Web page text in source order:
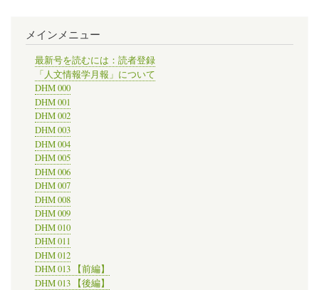
部
国
文
学
研
メインメニュー
最新号を読むには：読者登録
「人文情報学月報」について
DHM 000
DHM 001
DHM 002
DHM 003
DHM 004
DHM 005
DHM 006
DHM 007
DHM 008
DHM 009
DHM 010
DHM 011
DHM 012
DHM 013 【前編】
DHM 013 【後編】